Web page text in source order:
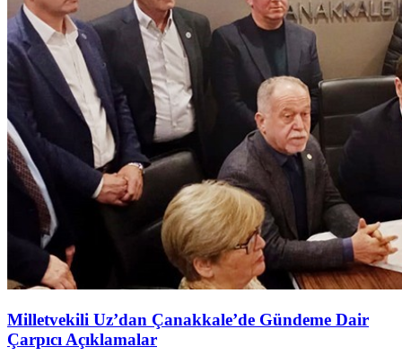
Milletvekili Uz’dan Çanakkale’de Gündeme Dair
Çarpıcı Açıklamalar